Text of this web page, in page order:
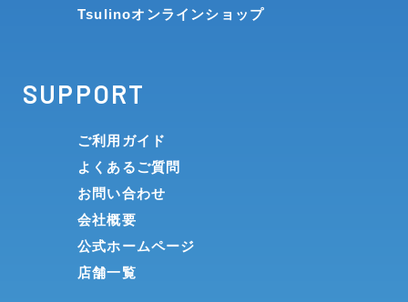
Tsulinoオンラインショップ
SUPPORT
ご利用ガイド
よくあるご質問
お問い合わせ
会社概要
公式ホームページ
店舗一覧